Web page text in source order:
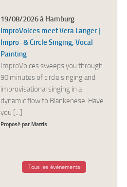
19/08/2026 à Hamburg
ImproVoices meet Vera Langer |
Impro- & Circle Singing, Vocal
Painting
ImproVoices sweeps you through
90 minutes of circle singing and
improvisational singing in a
dynamic flow to Blankenese. Have
you [...]
Proposé par Mattis
Tous les événements